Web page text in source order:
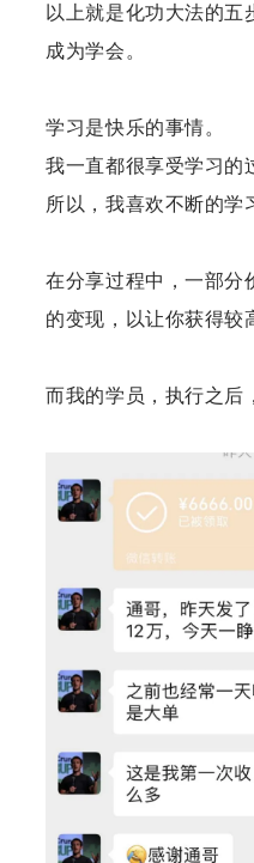
以上就是化功大法的五
成为学会。
学习是快乐的事情。
我一直都很享受学习的
所以，我喜欢不断的学
在分享过程中，一部分
的变现，以让你获得较
而我的学员，执行之后